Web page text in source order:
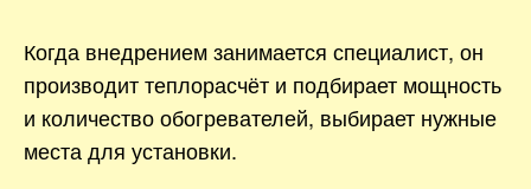
Когда внедрением занимается специалист, он
производит теплорасчёт и подбирает мощность
и количество обогревателей, выбирает нужные
места для установки.